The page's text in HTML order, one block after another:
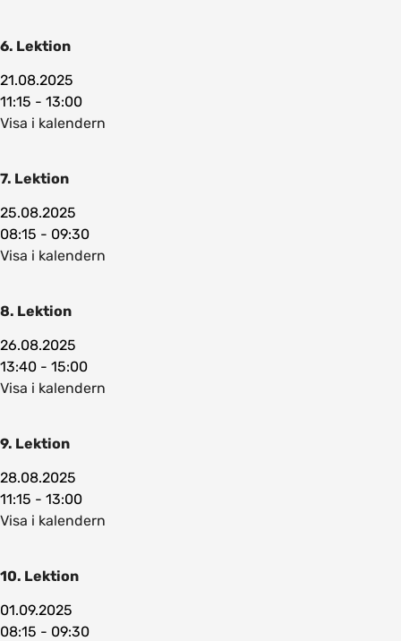
6. Lektion
21.08.2025
11:15 - 13:00
Visa i kalendern
7. Lektion
25.08.2025
08:15 - 09:30
Visa i kalendern
8. Lektion
26.08.2025
13:40 - 15:00
Visa i kalendern
9. Lektion
28.08.2025
11:15 - 13:00
Visa i kalendern
10. Lektion
01.09.2025
08:15 - 09:30